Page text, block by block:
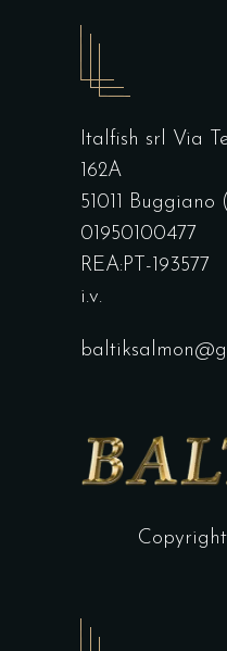
Italfish srl Via
162A
51011 Buggiano
01950100477
REA:PT-
i.v.